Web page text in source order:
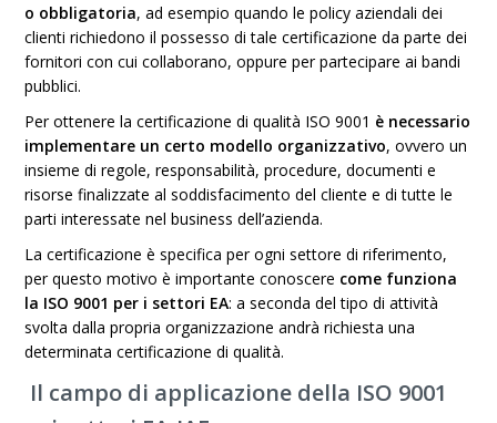
o obbligatoria, ad esempio quando le policy aziendali dei
clienti richiedono il possesso di tale certificazione da parte dei
fornitori con cui collaborano, oppure per partecipare ai bandi
pubblici.
Per ottenere la certificazione di qualità ISO 9001 è necessario
implementare un certo modello organizzativo, ovvero un
insieme di regole, responsabilità, procedure, documenti e
risorse finalizzate al soddisfacimento del cliente e di tutte le
parti interessate nel business dell’azienda.
La certificazione è specifica per ogni settore di riferimento,
per questo motivo è importante conoscere come funziona
la ISO 9001 per i settori EA: a seconda del tipo di attività
svolta dalla propria organizzazione andrà richiesta una
determinata certificazione di qualità.
Il campo di applicazione della ISO 9001